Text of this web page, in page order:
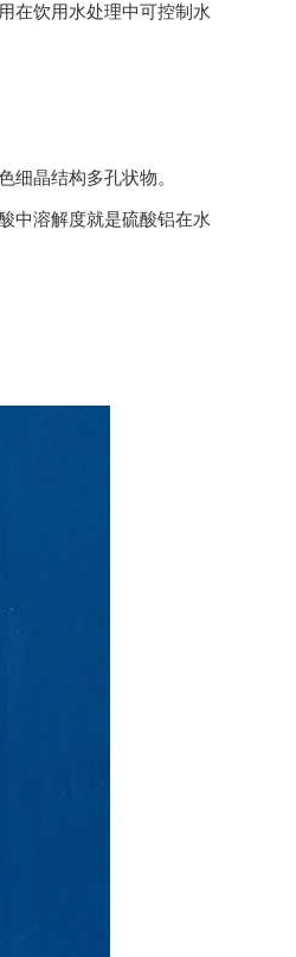
在饮用水处理中可控制水
细晶结构多孔状物。
中溶解度就是硫酸铝在水